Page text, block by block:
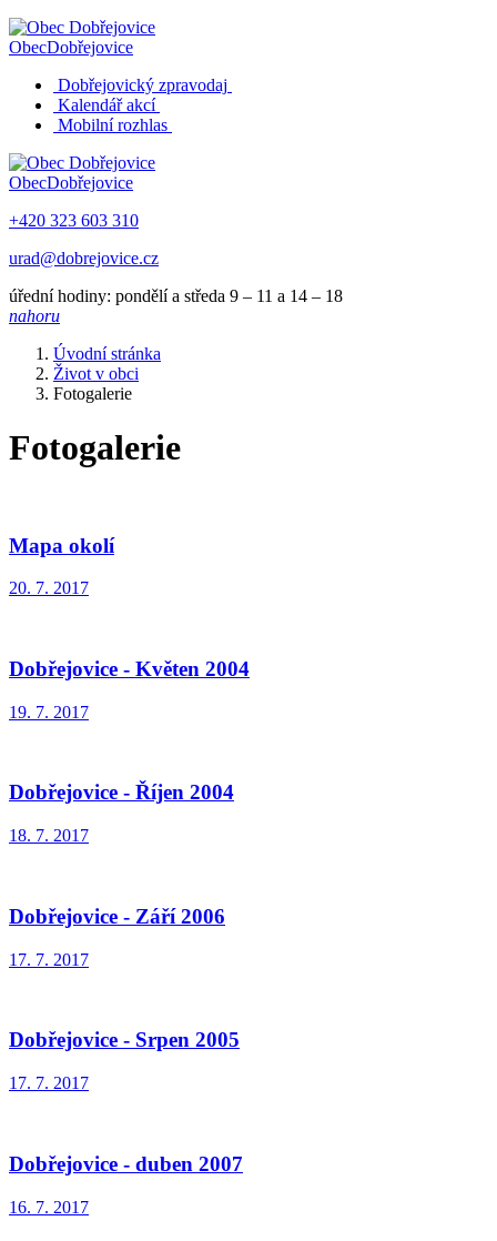
ObecDobřejovice
Dobřejovický zpravodaj
Kalendář akcí
Mobilní rozhlas
ObecDobřejovice
+420 323 603 310
urad@dobrejovice.cz
úřední hodiny: pondělí a středa 9 – 11 a 14 – 18
nahoru
Úvodní stránka
Život v obci
Fotogalerie
Fotogalerie
Mapa okolí
20. 7. 2017
Dobřejovice - Květen 2004
19. 7. 2017
Dobřejovice - Říjen 2004
18. 7. 2017
Dobřejovice - Září 2006
17. 7. 2017
Dobřejovice - Srpen 2005
17. 7. 2017
Dobřejovice - duben 2007
16. 7. 2017